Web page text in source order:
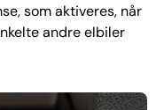
som aktiveres, når
andre elbiler